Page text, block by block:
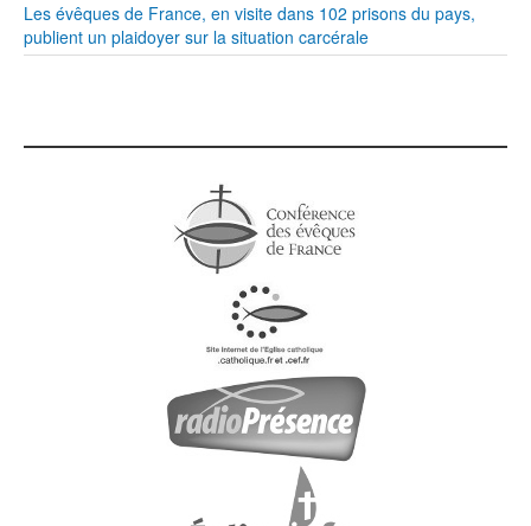
Les évêques de France, en visite dans 102 prisons du pays,
publient un plaidoyer sur la situation carcérale